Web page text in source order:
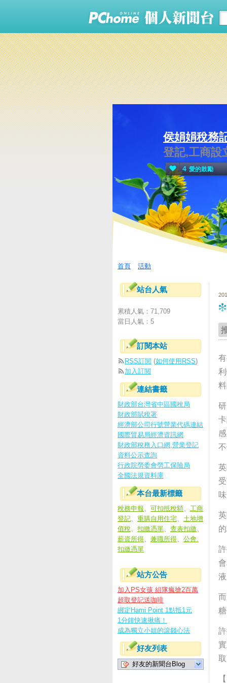
侯娟娟稅務
登記,工商設
4 愛的鼓勵
首頁 活動
糖
站台人氣
累積人氣： 71,709
當日人氣： 5
訂閱本站
RSS訂閱 (如何使用RSS)
加入訂閱
連結書籤
財政部台灣省中區國稅局
財政部賦稅署
經濟部公司行號營業代碼連結
國際貿易局經濟資訊網
財政部稅務入口網,營業登記
資料公示查詢
行政院勞委會勞工保險局
全國法規資料庫
本台最新標籤
稅務申報、 可扣抵稅額、 工商
登記、 重購自用住宅、 土地增
值稅、 扣繳憑單、 查表扣繳、
薪資所得、 兼職所得、 公會.
扣繳憑單
站方公告
加入PS女孩 組隊瘋搶2百萬
超取登記送咖啡
綁定Hami Point 1點抵1元
1分鐘快速揪痛！
成為獨立小姐的滾錢心法
好友列表
好友的新聞台Blog